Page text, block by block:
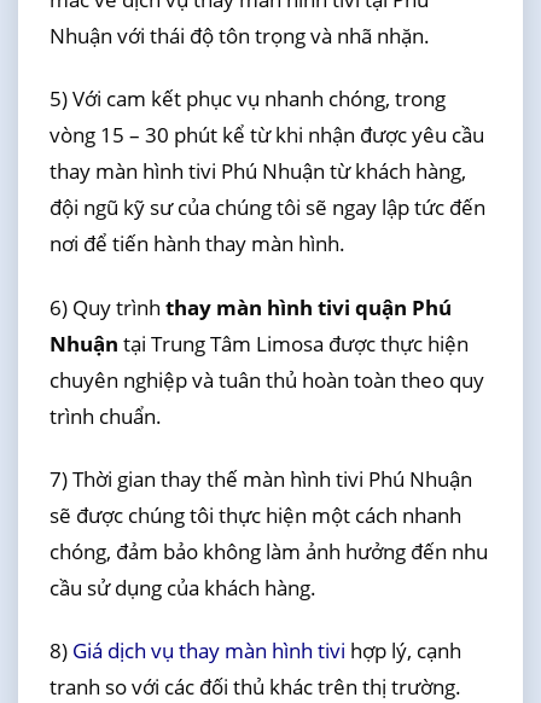
Nhuận với thái độ tôn trọng và nhã nhặn.
5) Với cam kết phục vụ nhanh chóng, trong
vòng 15 – 30 phút kể từ khi nhận được yêu cầu
thay màn hình tivi Phú Nhuận từ khách hàng,
đội ngũ kỹ sư của chúng tôi sẽ ngay lập tức đến
nơi để tiến hành thay màn hình.
6) Quy trình thay màn hình tivi quận Phú
Nhuận tại Trung Tâm Limosa được thực hiện
chuyên nghiệp và tuân thủ hoàn toàn theo quy
trình chuẩn.
7) Thời gian thay thế màn hình tivi Phú Nhuận
sẽ được chúng tôi thực hiện một cách nhanh
chóng, đảm bảo không làm ảnh hưởng đến nhu
cầu sử dụng của khách hàng.
8) Giá dịch vụ thay màn hình tivi hợp lý, cạnh
tranh so với các đối thủ khác trên thị trường.